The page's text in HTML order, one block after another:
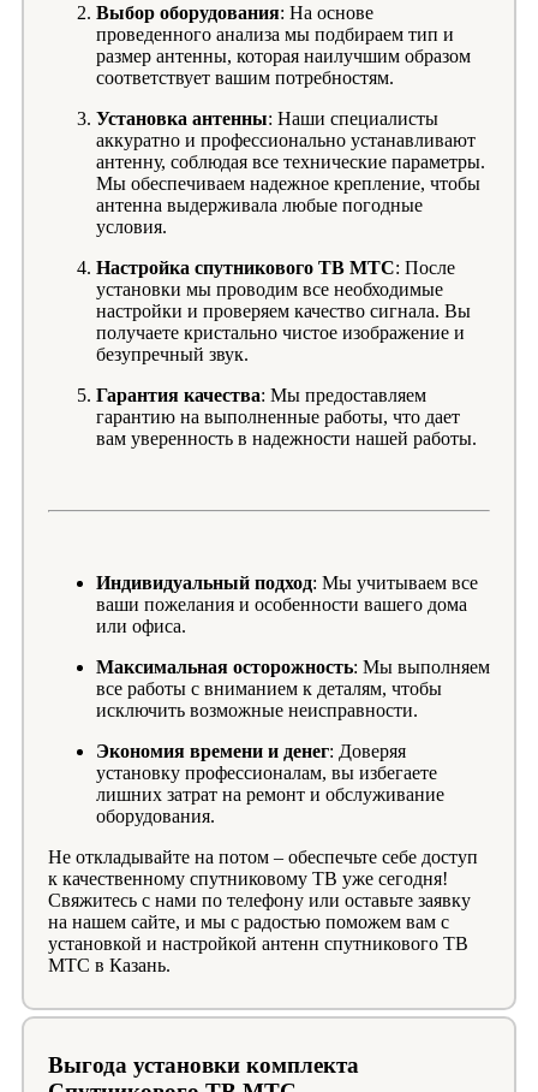
Выбор оборудования: На основе
проведенного анализа мы подбираем тип и
размер антенны, которая наилучшим образом
соответствует вашим потребностям.
Установка антенны: Наши специалисты
аккуратно и профессионально устанавливают
антенну, соблюдая все технические параметры.
Мы обеспечиваем надежное крепление, чтобы
антенна выдерживала любые погодные
условия.
Настройка спутникового ТВ МТС: После
установки мы проводим все необходимые
настройки и проверяем качество сигнала. Вы
получаете кристально чистое изображение и
безупречный звук.
Гарантия качества: Мы предоставляем
гарантию на выполненные работы, что дает
вам уверенность в надежности нашей работы.
Индивидуальный подход: Мы учитываем все
ваши пожелания и особенности вашего дома
или офиса.
Максимальная осторожность: Мы выполняем
все работы с вниманием к деталям, чтобы
исключить возможные неисправности.
Экономия времени и денег: Доверяя
установку профессионалам, вы избегаете
лишних затрат на ремонт и обслуживание
оборудования.
Не откладывайте на потом – обеспечьте себе доступ
к качественному спутниковому ТВ уже сегодня!
Свяжитесь с нами по телефону или оставьте заявку
на нашем сайте, и мы с радостью поможем вам с
установкой и настройкой антенн спутникового ТВ
МТС в Казань.
Выгода установки комплекта